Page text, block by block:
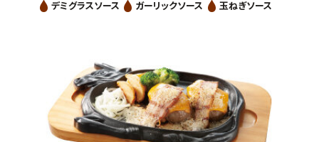
デミグラスソース ガーリックソース 玉ねぎソース